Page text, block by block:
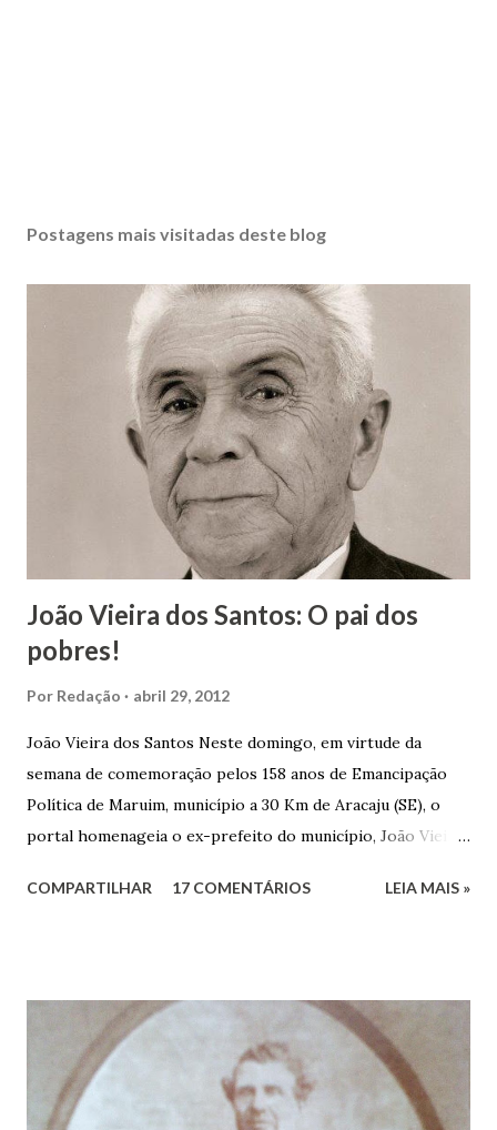
Postagens mais visitadas deste blog
João Vieira dos Santos: O pai dos
pobres!
Por Redação abril 29, 2012
João Vieira dos Santos Neste domingo, em virtude da
semana de comemoração pelos 158 anos de Emancipação
Política de Maruim, município a 30 Km de Aracaju (SE), o
portal homenageia o ex-prefeito do município, João Vieira
Vieira dos Santos e Arlinda Barroso dos Santos, nasceu em
infância pobre, João Vieira não pôde se dedicar aos
estudos, e então passou a colocar o trabalho em primeiro
plano para auxiliar na renda familiar. No comércio foi
garçon, dono de bar, de armarinho e depois de uma
COMPARTILHAR 17 COMENTÁRIOS LEIA MAIS »